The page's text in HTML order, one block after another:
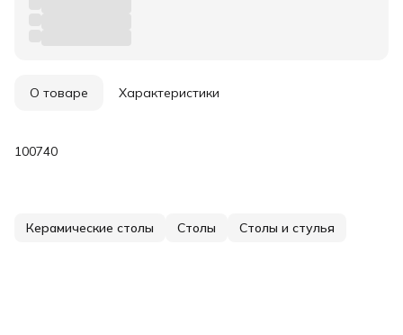
О товаре Характеристики
100740
Керамические столы Столы Столы и стулья